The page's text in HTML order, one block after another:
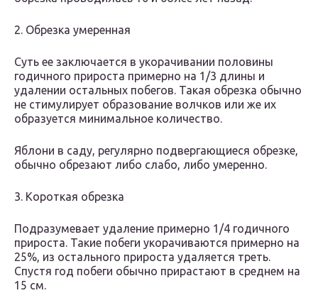
2. Обрезка умеренная
Суть ее заключается в укорачивании половины
годичного прироста примерно на 1/3 длины и
удалении остальных побегов. Такая обрезка обычно
не стимулирует образование волчков или же их
образуется минимальное количество.
Яблони в саду, регулярно подвергающиеся обрезке,
обычно обрезают либо слабо, либо умеренно.
3. Короткая обрезка
Подразумевает удаление примерно 1/4 годичного
прироста. Такие побеги укорачиваются примерно на
25%, из остального прироста удаляется треть.
Спустя год побеги обычно прирастают в среднем на
15 см.